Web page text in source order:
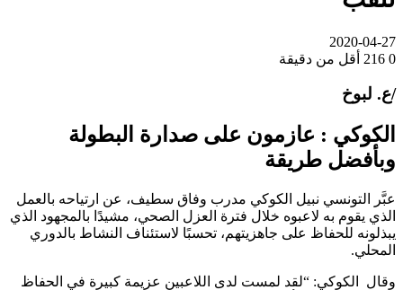
2020-04-
أقل من دقيقة
لبوخ
: عازمون على صدارة البطولة
طريقة
التونسي نبيل الكوكي مدرب وفاق سطيف، عن ارتياحه بالعمل
يقوم به لاعبوه خلال فترة العزل الصحي، مشيدًا بالمجهود الذي
للحفاظ على جاهزيتهم، تحسبًا لاستئناف النشاط بالدوري
الكوكي: “لقد لمست لدى اللاعبين عزيمة كبيرة في الحفاظ